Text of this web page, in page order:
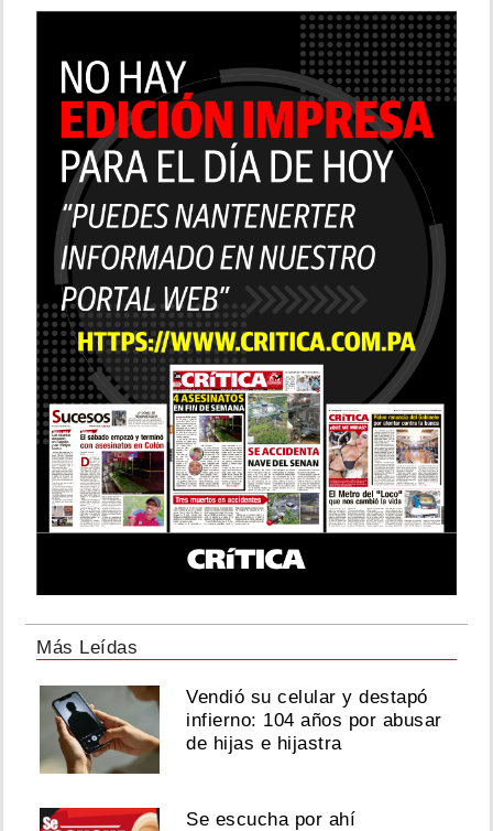
Más Leídas
Vendió su celular y destapó
infierno: 104 años por abusar
de hijas e hijastra
Se escucha por ahí